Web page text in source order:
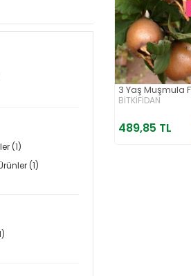
(1)
(1)
3 Yaş Muşmula
BİTKİFİDAN
489,85 TL